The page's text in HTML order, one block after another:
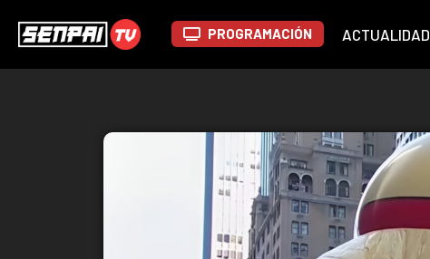
PROGRAMACIÓN ACTUALIDAD